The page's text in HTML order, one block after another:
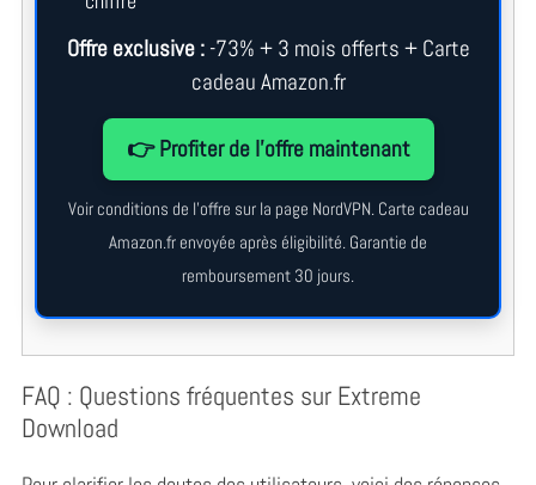
Offre exclusive :-73% + 3 mois offerts + Carte
cadeau Amazon.fr
👉 Profiter de l’offre maintenant
Voir conditions de l’offre sur la page NordVPN. Carte cadeau
Amazon.fr envoyée après éligibilité. Garantie de
remboursement 30 jours.
FAQ : Questions fréquentes sur Extreme
Download